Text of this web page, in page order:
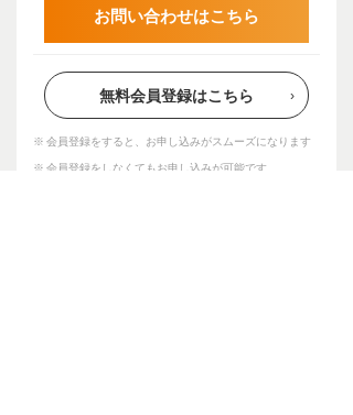
お問い合わせはこちら
無料会員登録はこちら
会員登録をすると、お申し込みがスムーズになります
会員登録をしなくてもお申し込みが可能です